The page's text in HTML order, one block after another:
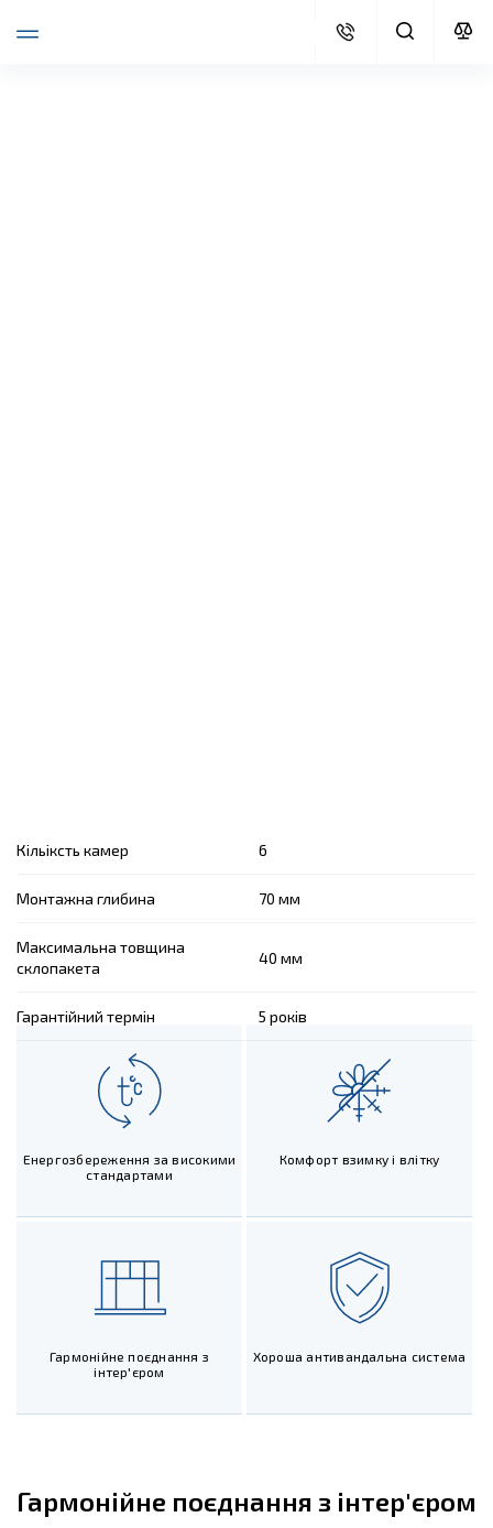
6
Кільіксть камер
70 мм
Монтажна глибина
40 мм
Максимальна товщина
склопакета
5 років
Гарантійний термін
Енергозбереження за високими
стандартами
Комфорт взимку і влітку
Гармонійне поєднання з
інтер'єром
Хороша антивандальна система
Гармонійне поєднання з інтер'єром